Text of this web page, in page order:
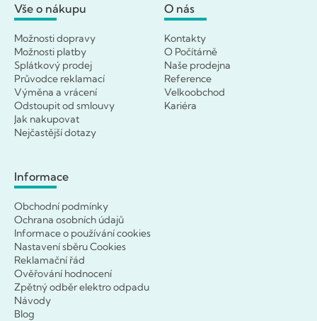
Vše o nákupu
Možnosti dopravy
Možnosti platby
Splátkový prodej
Průvodce reklamací
Výměna a vrácení
Odstoupit od smlouvy
Jak nakupovat
Nejčastější dotazy
O nás
Kontakty
O Počítárně
Naše prodejna
Reference
Velkoobchod
Kariéra
Informace
Obchodní podmínky
Ochrana osobních údajů
Informace o používání cookies
Nastavení sběru Cookies
Reklamační řád
Ověřování hodnocení
Zpětný odběr elektro odpadu
Návody
Blog